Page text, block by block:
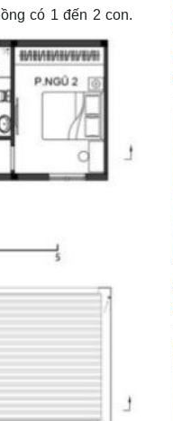
có 1 đến 2 con.